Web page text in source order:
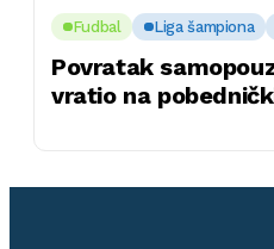
Fudbal Liga šampiona
Povratak
vratio na